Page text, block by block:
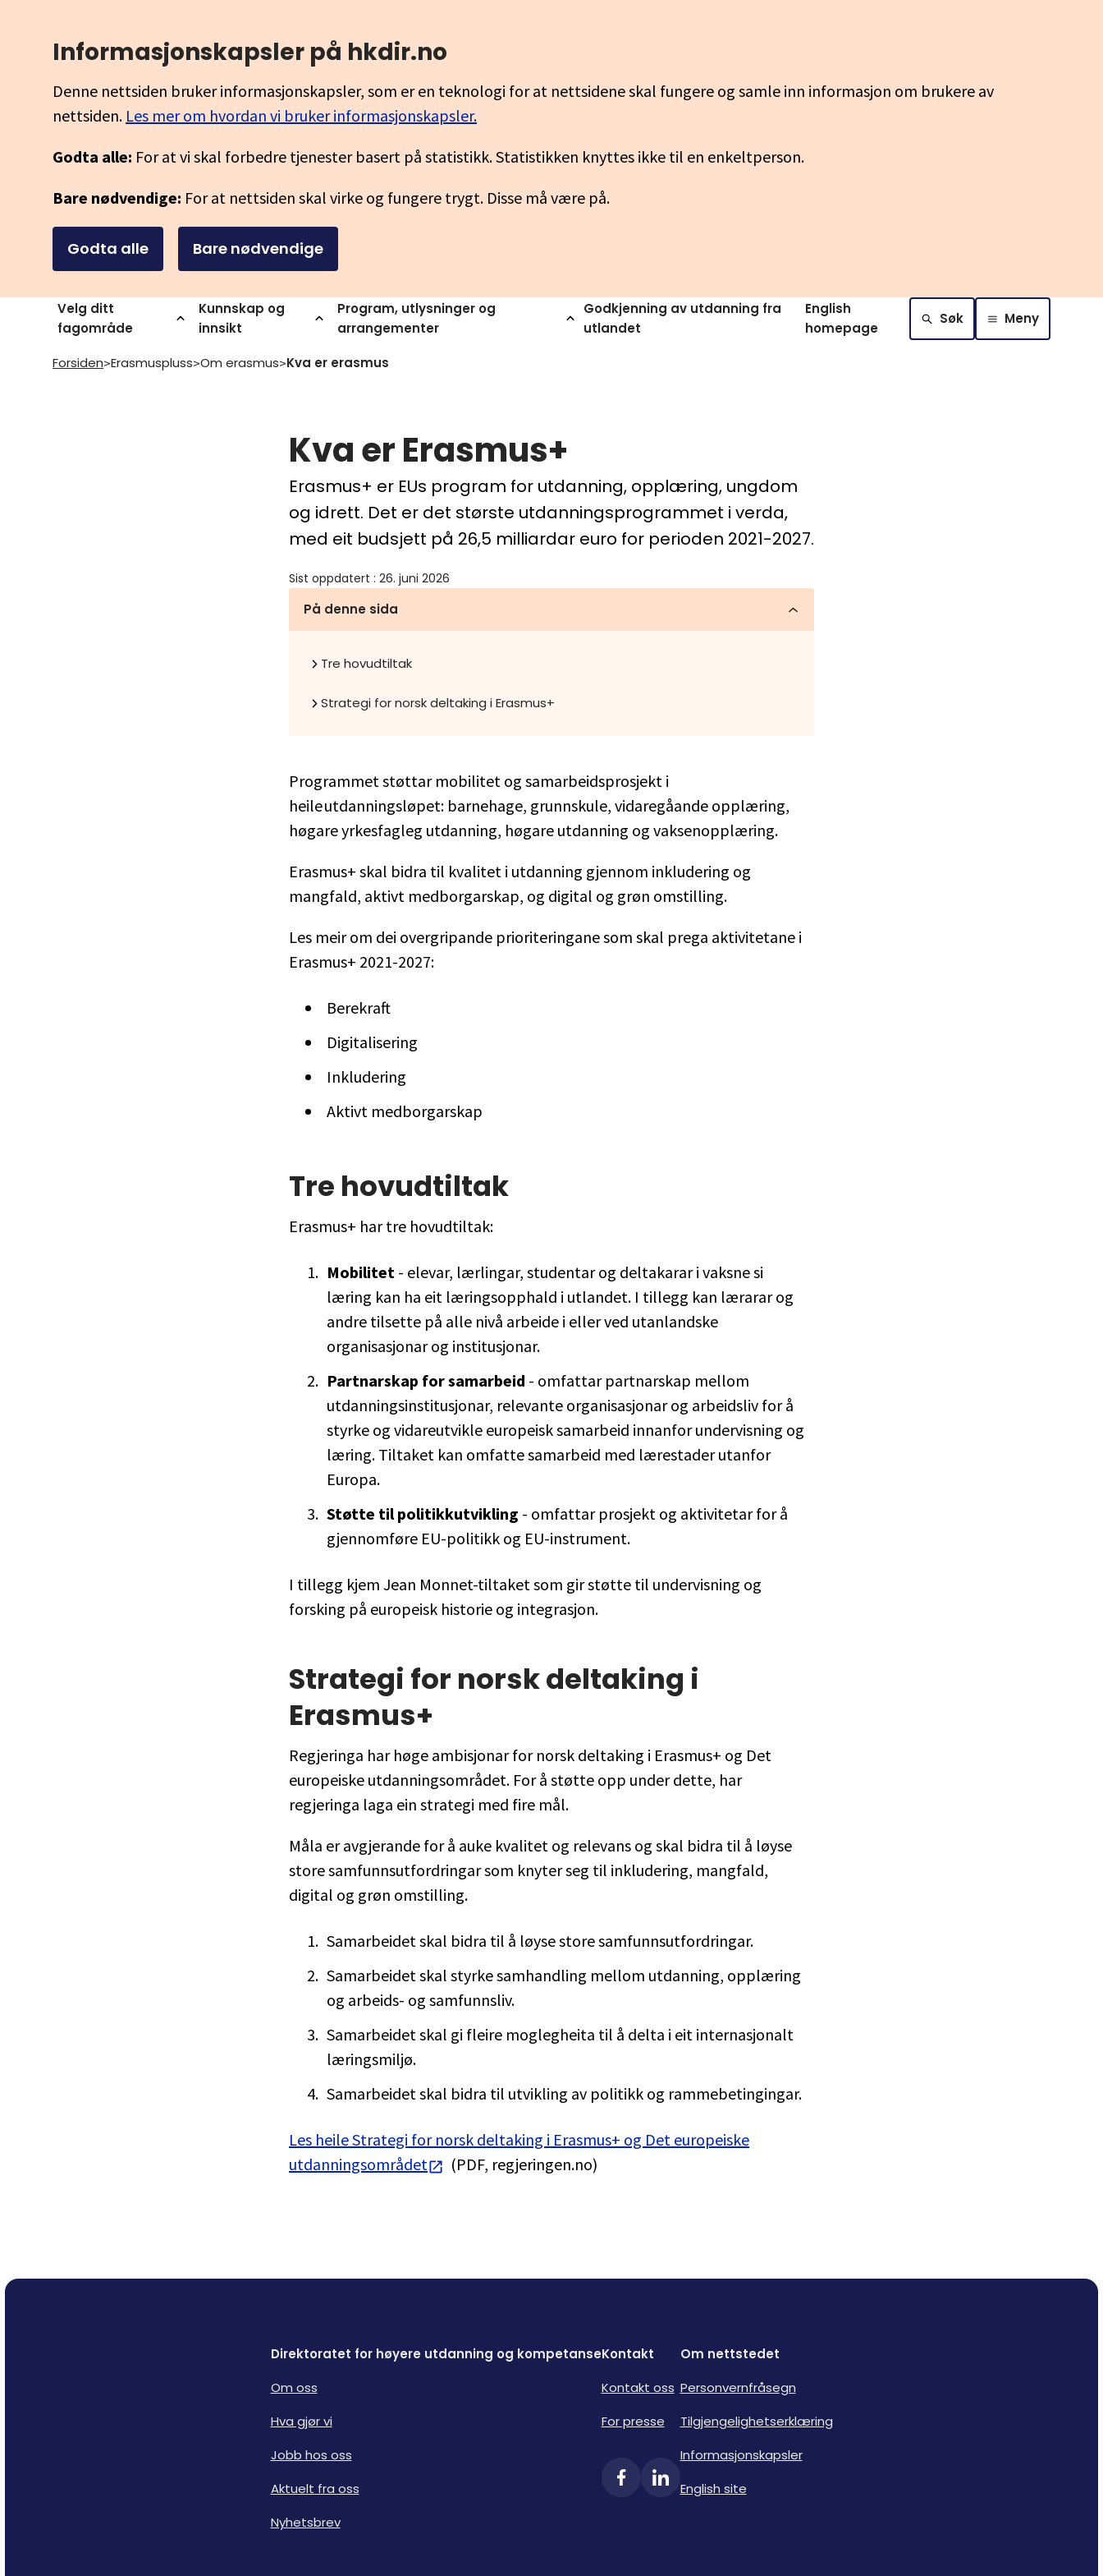
Informasjonskapsler på hkdir.no
Denne nettsiden bruker informasjonskapsler, som er en teknologi for at nettsidene skal fungere og samle inn informasjon om brukere av
nettsiden. Les mer om hvordan vi bruker informasjonskapsler.
Godta alle: For at vi skal forbedre tjenester basert på statistikk. Statistikken knyttes ikke til en enkeltperson.
Bare nødvendige: For at nettsiden skal virke og fungere trygt. Disse må være på.
Godta alle Bare nødvendige
Velg ditt
fagområde
Kunnskap og
innsikt
Program, utlysninger og
arrangementer
Godkjenning av utdanning fra
utlandet
English
homepage
Søk Meny
Forsiden>Erasmuspluss>Om erasmus>Kva er erasmus
Kva er Erasmus+
Erasmus+ er EUs program for utdanning, opplæring, ungdom
og idrett. Det er det største utdanningsprogrammet i verda,
med eit budsjett på 26,5 milliardar euro for perioden 2021-2027.
Sist oppdatert : 26. juni 2026
På denne sida
Tre hovudtiltak
Strategi for norsk deltaking i Erasmus+
Programmet støttar mobilitet og samarbeidsprosjekt i
heile utdanningsløpet: barnehage, grunnskule, vidaregåande opplæring,
høgare yrkesfagleg utdanning, høgare utdanning og vaksenopplæring.
Erasmus+ skal bidra til kvalitet i utdanning gjennom inkludering og
mangfald, aktivt medborgarskap, og digital og grøn omstilling.
Les meir om dei overgripande prioriteringane som skal prega aktivitetane i
Erasmus+ 2021-2027:
Berekraft
Digitalisering
Inkludering
Aktivt medborgarskap
Tre hovudtiltak
Erasmus+ har tre hovudtiltak:
Mobilitet - elevar, lærlingar, studentar og deltakarar i vaksne si
læring kan ha eit læringsopphald i utlandet. I tillegg kan lærarar og
andre tilsette på alle nivå arbeide i eller ved utanlandske
organisasjonar og institusjonar.
Partnarskap for samarbeid - omfattar partnarskap mellom
utdanningsinstitusjonar, relevante organisasjonar og arbeidsliv for å
styrke og vidareutvikle europeisk samarbeid innanfor undervisning og
læring. Tiltaket kan omfatte samarbeid med lærestader utanfor
Europa.
Støtte til politikkutvikling - omfattar prosjekt og aktivitetar for å
gjennomføre EU-politikk og EU-instrument.
I tillegg kjem Jean Monnet-tiltaket som gir støtte til undervisning og
forsking på europeisk historie og integrasjon.
Strategi for norsk deltaking i
Erasmus+
Regjeringa har høge ambisjonar for norsk deltaking i Erasmus+ og Det
europeiske utdanningsområdet. For å støtte opp under dette, har
regjeringa laga ein strategi med fire mål.
Måla er avgjerande for å auke kvalitet og relevans og skal bidra til å løyse
store samfunnsutfordringar som knyter seg til inkludering, mangfald,
digital og grøn omstilling.
Samarbeidet skal bidra til å løyse store samfunnsutfordringar.
Samarbeidet skal styrke samhandling mellom utdanning, opplæring
og arbeids- og samfunnsliv.
Samarbeidet skal gi fleire moglegheita til å delta i eit internasjonalt
læringsmiljø.
Samarbeidet skal bidra til utvikling av politikk og rammebetingingar.
Les heile Strategi for norsk deltaking i Erasmus+ og Det europeiske
utdanningsområdet
(PDF, regjeringen.no)
Direktoratet for høyere utdanning og kompetanse
Om oss
Hva gjør vi
Jobb hos oss
Aktuelt fra oss
Nyhetsbrev
Kontakt
Kontakt oss
For presse
Om nettstedet
Personvernfråsegn
Tilgjengelighetserklæring
Informasjonskapsler
English site